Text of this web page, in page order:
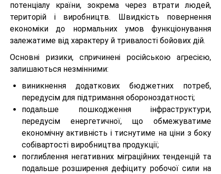
потенціалу країни, зокрема через втрати людей,
територій і виробництв. Швидкість повернення
економіки до нормальних умов функціонування
залежатиме від характеру й тривалості бойових дій.
Основні ризики, спричинені російською агресією,
залишаються незмінними:
виникнення додаткових бюджетних потреб,
передусім для підтримання обороноздатності;
подальше пошкодження інфраструктури,
передусім енергетичної, що обмежуватиме
економічну активність і тиснутиме на ціни з боку
собівартості виробництва продукції;
поглиблення негативних міграційних тенденцій та
подальше розширення дефіциту робочої сили на